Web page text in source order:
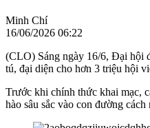
Minh Chí
16/06/2026 06:22
(CLO) Sáng ngày 16/6, Đại hội
tú, đại diện cho hơn 3 triệu hội
Trước khi chính thức khai mạc,
hào sâu sắc vào con đường